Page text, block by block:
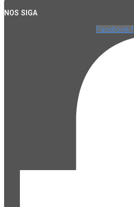
NOS SIGA
Facebook-f